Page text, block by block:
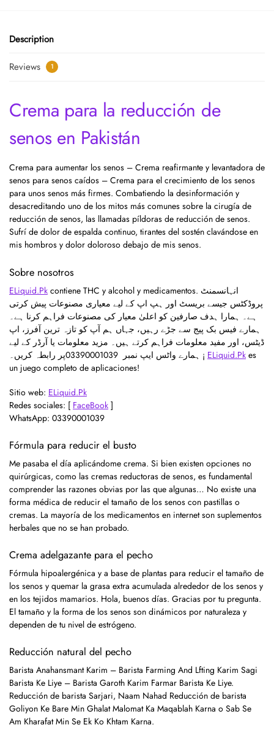
Description
Reviews 1
Crema para la reducción de
senos en Pakistán
Crema para aumentar los senos – Crema reafirmante y levantadora de
senos para senos caídos – Crema para el crecimiento de los senos
para unos senos más firmes. Combatiendo la desinformación y
desacreditando uno de los mitos más comunes sobre la cirugía de
reducción de senos, las llamadas píldoras de reducción de senos.
Sufrí de dolor de espalda continuo, tirantes del sostén clavándose en
mis hombros y dolor doloroso debajo de mis senos.
Sobre nosotros
ELiquid.Pk contiene THC y alcohol y medicamentos. انہانسمنٹ
پروڈکٹس جیسے بریسٹ اور ہپ اپ کے لیے معیاری مصنوعات پیش کرتی
ہے۔ ہمارا ہدف صارفین کو اعلیٰ معیار کی مصنوعات فراہم کرنا ہے۔
ہمارے فیس بک پیج سے جڑے رہیں، جہاں ہم آپ کو تازہ ترین آفرز، اپ
ڈیٹس، اور مفید معلومات فراہم کرتے ہیں۔ مزید معلومات یا آرڈر کے لیے
ہمارے واٹس ایپ نمبر 03390001039 پر رابطہ کریں۔ ¡ ELiquid.Pk es
un juego completo de aplicaciones!
Sitio web: ELiquid.Pk
Redes sociales: [ FaceBook ]
WhatsApp: 03390001039
Fórmula para reducir el busto
Me pasaba el día aplicándome crema. Si bien existen opciones no
quirúrgicas, como las cremas reductoras de senos, es fundamental
comprender las razones obvias por las que algunas… No existe una
forma médica de reducir el tamaño de los senos con pastillas o
cremas. La mayoría de los medicamentos en internet son suplementos
herbales que no se han probado.
Crema adelgazante para el pecho
Fórmula hipoalergénica y a base de plantas para reducir el tamaño de
los senos y quemar la grasa extra acumulada alrededor de los senos y
en los tejidos mamarios. Hola, buenos días. Gracias por tu pregunta.
El tamaño y la forma de los senos son dinámicos por naturaleza y
dependen de tu nivel de estrógeno.
Reducción natural del pecho
Barista Anahansmant Karim – Barista Farming And Lfting Karim Sagi
Barista Ke Liye – Barista Garoth Karim Farmar Barista Ke Liye.
Reducción de barista Sarjari, Naam Nahad Reducción de barista
Goliyon Ke Bare Min Ghalat Malomat Ka Maqablah Karna o Sab Se
Am Kharafat Min Se Ek Ko Khtam Karna.